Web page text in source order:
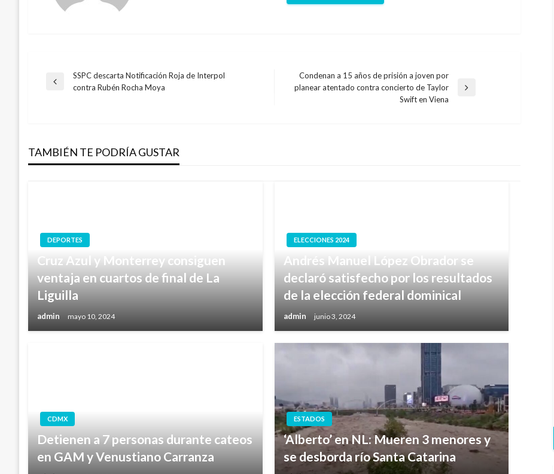
Navegación
entradas
Entrada
SSPC descarta Notificación Roja de Interpol
contra Rubén Rocha Moya
Entrada
Condenan a 15 años de prisión a joven por
planear atentado contra concierto de Taylor
Swift en Viena
TAMBIÉN TE PODRÍA GUSTAR
DEPORTES
Cruz Azul y Monterrey consiguen
ventaja en cuartos de final de La
Liguilla
admin mayo 10, 2024
ELECCIONES 2024
Andrés Manuel López Obrador se
declaró satisfecho por los resultados
de la elección federal dominical
admin junio 3, 2024
CDMX
Detienen a 7 personas durante cateos
en GAM y Venustiano Carranza
ESTADOS
‘Alberto’ en NL: Mueren 3 menores y
se desborda río Santa Catarina